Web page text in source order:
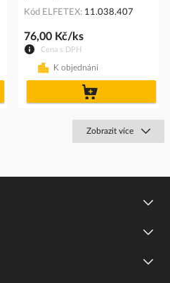
Kód ELFETEX 11.038.407
Cena s DPH
76,00 Kč/ks
K objednání
Zobrazit více